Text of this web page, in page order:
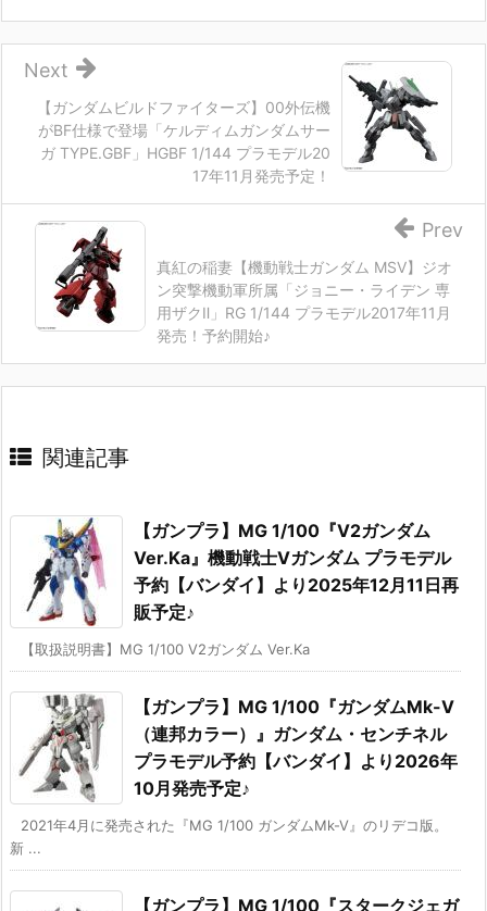
【ガンダムビルドファイターズ】00外伝機
がBF仕様で登場「ケルディムガンダムサー
ガ TYPE.GBF」HGBF 1/144 プラモデル20
17年11月発売予定！
Next
真紅の稲妻【機動戦士ガンダム MSV】ジオ
ン突撃機動軍所属「ジョニー・ライデン 専
用ザクⅡ」RG 1/144 プラモデル2017年11月
発売！予約開始♪
Prev
関連記事
【ガンプラ】MG 1/100『V2ガンダム
Ver.Ka』機動戦士Vガンダム プラモデル
予約【バンダイ】より2025年12月11日再
販予定♪
【取扱説明書】MG 1/100 V2ガンダム Ver.Ka
【ガンプラ】MG 1/100『ガンダムMk-V
（連邦カラー）』ガンダム・センチネル
プラモデル予約【バンダイ】より2026年
10月発売予定♪
2021年4月に発売された『MG 1/100 ガンダムMk-V』のリデコ版。
新 ...
【ガンプラ】MG 1/100『スタークジェガ